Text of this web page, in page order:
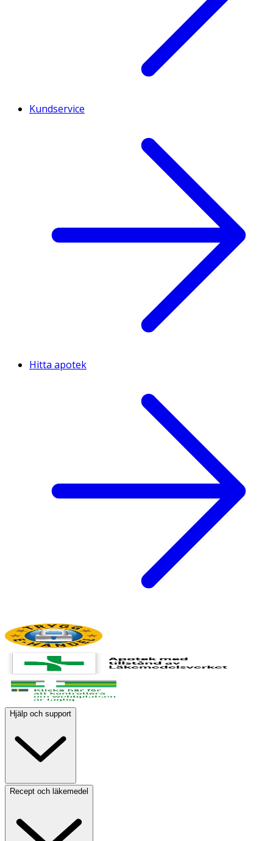
Kundservice
Hitta apotek
Hjälp och support
Recept och läkemedel